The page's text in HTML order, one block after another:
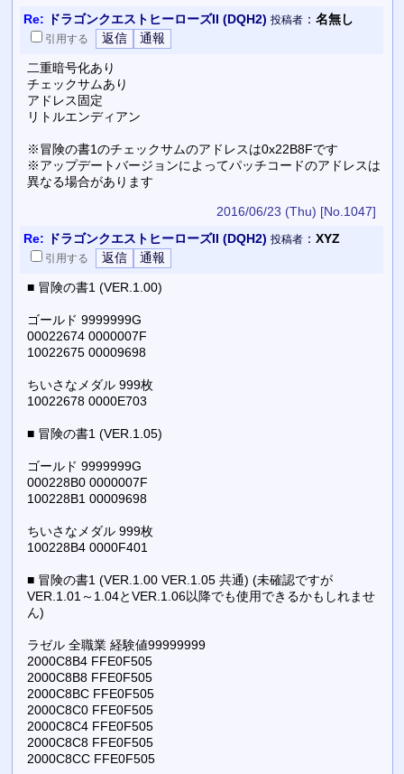
Re: ドラゴンクエストヒーローズII (DQH2) 投稿者： 名無し
引用する
二重暗号化あり
チェックサムあり
アドレス固定
リトルエンディアン
※冒険の書1のチェックサムのアドレスは0x22B8Fです
※アップデートバージョンによってパッチコードのアドレスは
異なる場合があります
2016/06/23 (Thu) [No.1047]
Re: ドラゴンクエストヒーローズII (DQH2) 投稿者： XYZ
引用する
■ 冒険の書1 (VER.1.00)
ゴールド 9999999G
00022674 0000007F
10022675 00009698
ちいさなメダル 999枚
10022678 0000E703
■ 冒険の書1 (VER.1.05)
ゴールド 9999999G
000228B0 0000007F
100228B1 00009698
ちいさなメダル 999枚
100228B4 0000F401
■ 冒険の書1 (VER.1.00 VER.1.05 共通) (未確認ですが
VER.1.01～1.04とVER.1.06以降でも使用できるかもしれませ
ん)
ラゼル 全職業 経験値99999999
2000C8B4 FFE0F505
2000C8B8 FFE0F505
2000C8BC FFE0F505
2000C8C0 FFE0F505
2000C8C4 FFE0F505
2000C8C8 FFE0F505
2000C8CC FFE0F505